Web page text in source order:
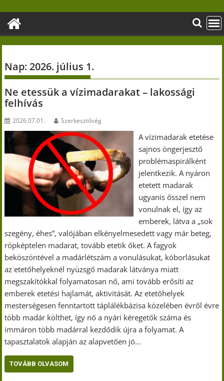
content
Nap: 2026. július 1.
Ne etessük a vízimadarakat – lakossági
felhívás
2026.07.01. Szerkesztőség
A vízimadarak etetése
sajnos öngerjesztő
problémaspirálként
jelentkezik. A nyáron
etetett madarak
ugyanis ősszel nem
vonulnak el, így az
emberek, látva a „sok
szegény, éhes”, valójában elkényelmesedett vagy már beteg,
röpképtelen madarat, tovább etetik őket. A fagyok
beköszöntével a madárlétszám a vonulásukat, kóborlásukat
az etetőhelyeknél nyüzsgő madarak látványa miatt
megszakítókkal folyamatosan nő, ami tovább erősíti az
emberek etetési hajlamát, aktivitását. Az etetőhelyek
mesterségesen fenntartott táplálékbázisa közelében évről évre
több madár költhet, így nő a nyári kéregetők száma és
immáron több madárral kezdődik újra a folyamat. A
tapasztalatok alapján az alapvetően jó…
TOVÁBB OLVASOM